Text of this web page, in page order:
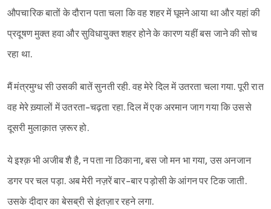
औपचारिक बातों के दौरान पता चला कि वह शहर में घूमने आया था और यहां की
प्रदूषण मुक्त हवा और सुविधायुक्त शहर होने के कारण यहीं बस जाने की सोच
रहा था.
मैं मंत्रमुग्ध सी उसकी बातें सुनती रही. वह मेरे दिल में उतरता चला गया. पूरी रात
वह मेरे ख़्यालों में उतरता-चढ़ता रहा. दिल में एक अरमान जाग गया कि उससे
दूसरी मुलाक़ात ज़रूर हो.
ये इश्क़ भी अजीब शै है, न पता ना ठिकाना, बस जो मन भा गया, उस अनजान
डगर पर चल पड़ा. अब मेरी नज़रें बार-बार पड़ोसी के आंगन पर टिक जाती.
उसके दीदार का बेसब्री से इंतज़ार रहने लगा.